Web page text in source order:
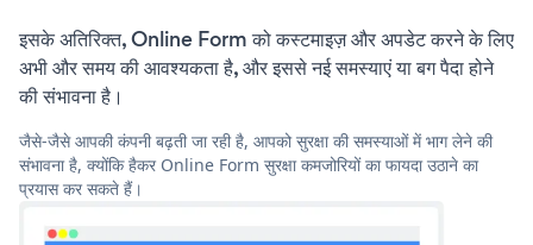
इसके अतिरिक्त, Online Form को कस्टमाइज़ और अपडेट करने के लिए
अभी और समय की आवश्यकता है, और इससे नई समस्याएं या बग पैदा होने
की संभावना है।
जैसे-जैसे आपकी कंपनी बढ़ती जा रही है, आपको सुरक्षा की समस्याओं में भाग लेने की
संभावना है, क्योंकि हैकर Online Form सुरक्षा कमजोरियों का फायदा उठाने का
प्रयास कर सकते हैं।